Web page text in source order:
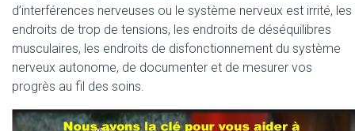
d’interférences nerveuses ou le système nerveux est irrité, les
endroits de trop de tensions, les endroits de déséquilibres
musculaires, les endroits de disfonctionnement du système
nerveux autonome, de documenter et de mesurer vos
progrès au fil des soins.